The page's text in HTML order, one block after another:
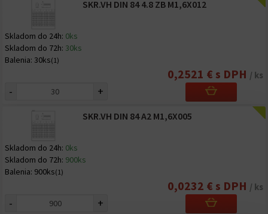
SKR.VH DIN 84 4.8 ZB M1,6X012
Skladom do 24h: 0ks
Skladom do 72h: 30ks
Balenia: 30ks(1)
0,2521 € s DPH / ks
- +
SKR.VH DIN 84 A2 M1,6X005
Skladom do 24h: 0ks
Skladom do 72h: 900ks
Balenia: 900ks(1)
0,0232 € s DPH / ks
- +